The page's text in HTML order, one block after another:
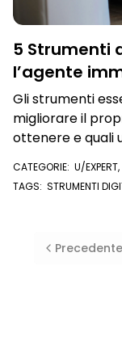
5 Strumenti
l’agente
Gli strumenti
migliorare il
ottenere e quali
CATEGORIE: U/EXPERT,
AFFITTARE CASA,
TAGS: STRUMENTI
Precedente